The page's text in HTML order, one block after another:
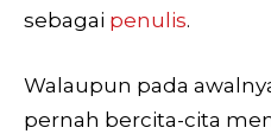
sebagai penulis.
Walaupun pada
pernah bercita-cita